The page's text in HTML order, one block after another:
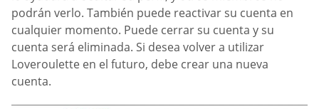
podrán verlo. También puede reactivar su cuenta en
cualquier momento. Puede cerrar su cuenta y su
cuenta será eliminada. Si desea volver a utilizar
Loveroulette en el futuro, debe crear una nueva
cuenta.